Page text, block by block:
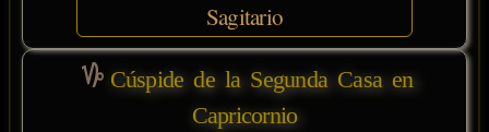
Sagitario
Cúspide de la Segunda Casa en
Capricornio